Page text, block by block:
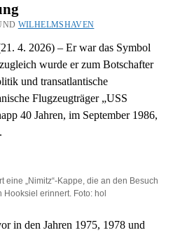
WILHELMSHAVEN
4. 2026) – Er war das Symbol
wurde er zum Botschafter
und transatlantische
Flugzeugträger „USS
40 Jahren, im September 1986,
eine „Nimitz“-Kappe, die an den Besuch
erinnert. Foto: hol
in den Jahren 1975, 1978 und